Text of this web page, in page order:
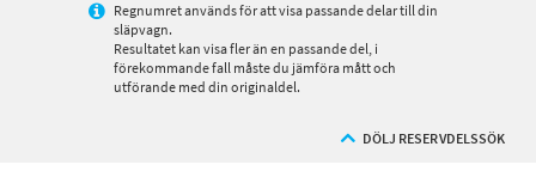
Regnumret används för att visa passande delar till din
släpvagn.
Resultatet kan visa fler än en passande del, i
förekommande fall måste du jämföra mått och
utförande med din originaldel.
DÖLJ RESERVDELSSÖK